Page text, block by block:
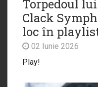
Torpedoul
Clack
loc în
02 Iunie 2026
Play!